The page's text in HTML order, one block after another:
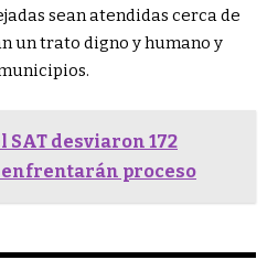
sean atendidas cerca de
un trato digno y humano y
SAT desviaron 172
enfrentarán proceso